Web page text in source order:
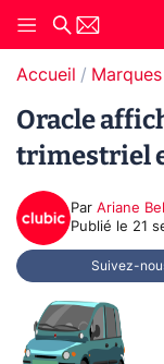
Accueil
Oracle
trimestriel
Par Ariane
Publié le 21
Suivez-